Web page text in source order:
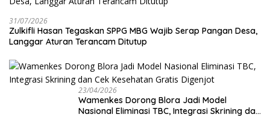
31/07/2026
Zulkifli Hasan Tegaskan SPPG MBG Wajib Serap Pangan Desa,
Langgar Aturan Terancam Ditutup
23/04/2026
Wamenkes Dorong Blora Jadi Model
Nasional Eliminasi TBC, Integrasi Skrining dan